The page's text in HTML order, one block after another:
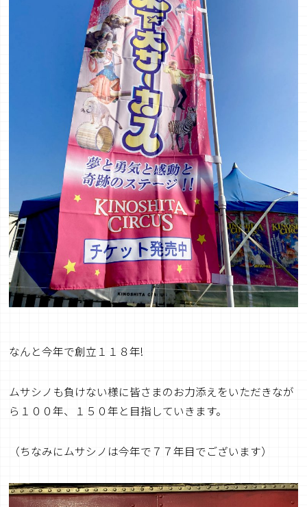
なんと今年で創立１１８年!
ムサシノも負けない様に皆さまのお力添えをいただきなが
ら１００年、１５０年と目指していきます。
（ちなみにムサシノは今年で７７年目でございます）